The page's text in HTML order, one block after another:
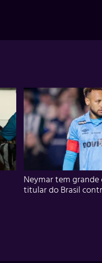
Neymar tem grande
titular do Brasil